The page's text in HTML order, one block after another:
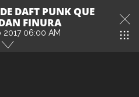
DAFT PUNK QUE
FINURA
2017 06:00 AM